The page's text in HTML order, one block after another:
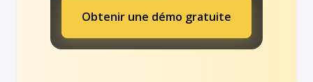
Obtenir une démo gratuite